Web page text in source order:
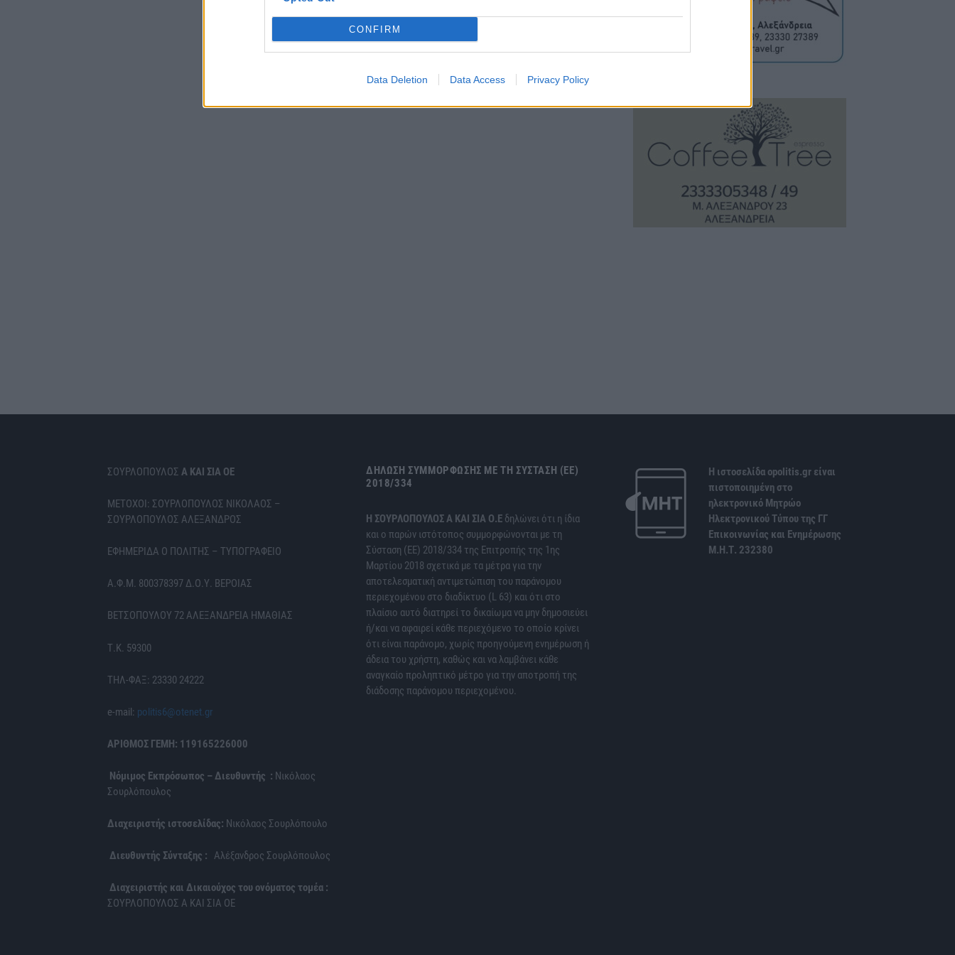
CONFIRM
Data Deletion Data Access Privacy Policy
ΣΟΥΡΛΟΠΟΥΛΟΣ Α ΚΑΙ ΣΙΑ ΟΕ
ΜΕΤΟΧΟΙ: ΣΟΥΡΛΟΠΟΥΛΟΣ ΝΙΚΟΛΑΟΣ –
ΣΟΥΡΛΟΠΟΥΛΟΣ ΑΛΕΞΑΝΔΡΟΣ
ΕΦΗΜΕΡΙΔΑ Ο ΠΟΛΙΤΗΣ – ΤΥΠΟΓΡΑΦΕΙΟ
Α.Φ.Μ. 800378397 Δ.Ο.Υ. ΒΕΡΟΙΑΣ
ΒΕΤΣΟΠΟΥΛΟΥ 72 ΑΛΕΞΑΝΔΡΕΙΑ ΗΜΑΘΙΑΣ
Τ.Κ. 59300
ΤΗΛ-ΦΑΞ: 23330 24222
e-mail: politis6@otenet.gr
ΑΡΙΘΜΟΣ ΓΕΜΗ: 119165226000
Νόμιμος Εκπρόσωπος – Διευθυντής : Νικόλαος
Σουρλόπουλος
Διαχειριστής ιστοσελίδας: Νικόλαος Σουρλόπουλο
Διευθυντής Σύνταξης : Αλέξανδρος Σουρλόπουλος
Διαχειριστής και Δικαιούχος του ονόματος τομέα :
ΣΟΥΡΛΟΠΟΥΛΟΣ Α ΚΑΙ ΣΙΑ ΟΕ
ΔΉΛΩΣΗ ΣΥΜΜΌΡΦΩΣΗΣ ΜΕ ΤΗ ΣΎΣΤΑΣΗ (ΕΕ)
2018/334
H ΣΟΥΡΛΟΠΟΥΛΟΣ Α ΚΑΙ ΣΙΑ Ο.Ε δηλώνει ότι η ίδια
και ο παρών ιστότοπος συμμορφώνονται με τη
Σύσταση (ΕΕ) 2018/334 της Επιτροπής της 1ης
Μαρτίου 2018 σχετικά με τα μέτρα για την
αποτελεσματική αντιμετώπιση του παράνομου
περιεχομένου στο διαδίκτυο (L 63) και ότι στο
πλαίσιο αυτό διατηρεί το δικαίωμα να μην δημοσιεύει
ή/και να αφαιρεί κάθε περιεχόμενο το οποίο κρίνει
ότι είναι παράνομο, χωρίς προηγούμενη ενημέρωση ή
άδεια του χρήστη, καθώς και να λαμβάνει κάθε
αναγκαίο προληπτικό μέτρο για την αποτροπή της
διάδοσης παράνομου περιεχομένου.
Η ιστοσελίδα opolitis.gr είναι
πιστοποιημένη στο
ηλεκτρονικό Μητρώο
Ηλεκτρονικού Τύπου της ΓΓ
Επικοινωνίας και Ενημέρωσης
Μ.Η.Τ. 232380